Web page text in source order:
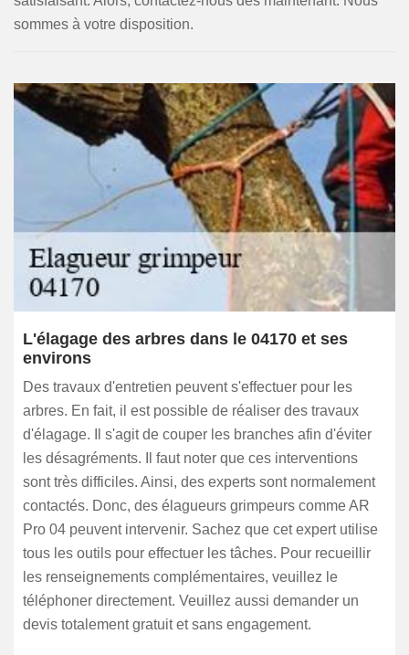
sommes à votre disposition.
L'élagage des arbres dans le 04170 et ses
environs
Des travaux d'entretien peuvent s'effectuer pour les
arbres. En fait, il est possible de réaliser des travaux
d'élagage. Il s'agit de couper les branches afin d'éviter
les désagréments. Il faut noter que ces interventions
sont très difficiles. Ainsi, des experts sont normalement
contactés. Donc, des élagueurs grimpeurs comme AR
Pro 04 peuvent intervenir. Sachez que cet expert utilise
tous les outils pour effectuer les tâches. Pour recueillir
les renseignements complémentaires, veuillez le
téléphoner directement. Veuillez aussi demander un
devis totalement gratuit et sans engagement.